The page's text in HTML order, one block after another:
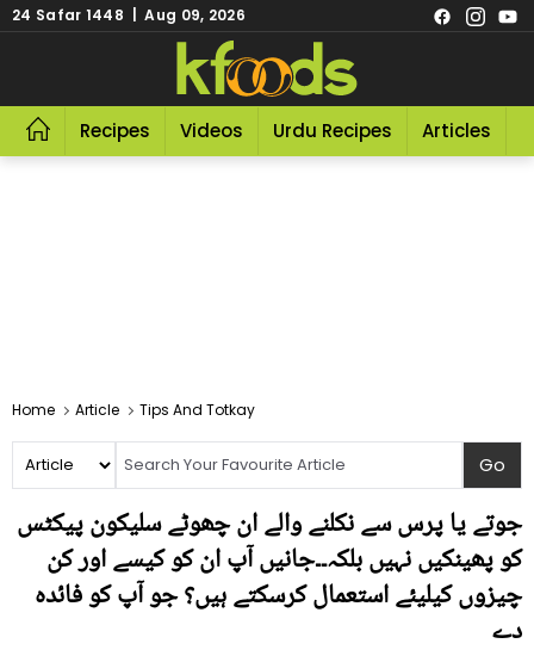
24 Safar 1448 | Aug 09, 2026
Recipes Videos Urdu Recipes Articles
Home Article Tips And Totkay
جوتے یا پرس سے نکلنے والے ان چھوٹے سلیکون پیکٹس
کو پھینکیں نہیں بلکہ۔۔جانیں آپ ان کو کیسے اور کن
چیزوں کیلیئے استعمال کرسکتے ہیں؟ جو آپ کو فائدہ
دے